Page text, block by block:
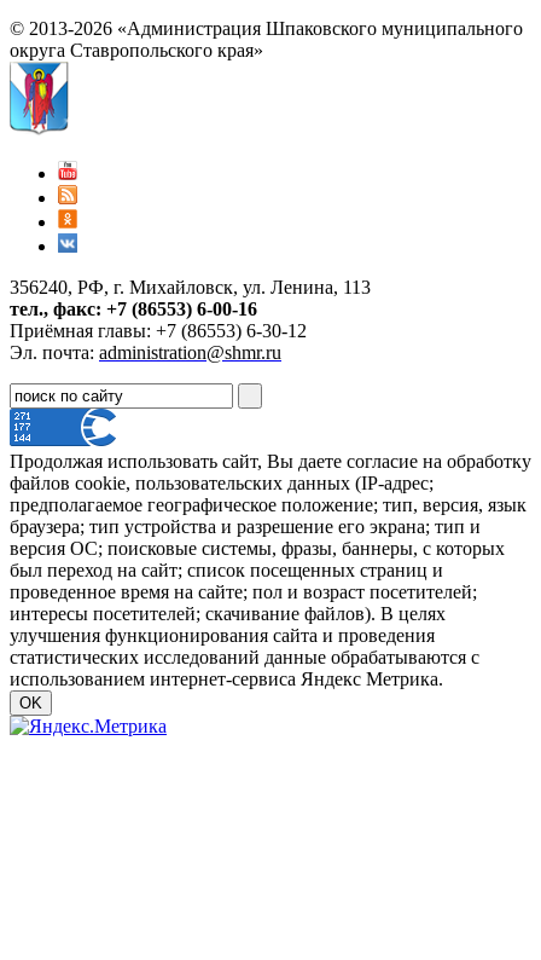
© 2013-2026 «Администрация Шпаковского муниципального
округа Ставропольского края»
356240, РФ, г. Михайловск, ул. Ленина, 113
тел., факс: +7 (86553) 6-00-16
Приёмная главы: +7 (86553) 6-30-12
Эл. почта: administration@shmr.ru
Продолжая использовать сайт, Вы даете согласие на обработку
файлов cookie, пользовательских данных (IP-адрес;
предполагаемое географическое положение; тип, версия, язык
браузера; тип устройства и разрешение его экрана; тип и
версия ОС; поисковые системы, фразы, баннеры, с которых
был переход на сайт; список посещенных страниц и
проведенное время на сайте; пол и возраст посетителей;
интересы посетителей; скачивание файлов). В целях
улучшения функционирования сайта и проведения
статистических исследований данные обрабатываются с
использованием интернет-сервиса Яндекс Метрика.
OK